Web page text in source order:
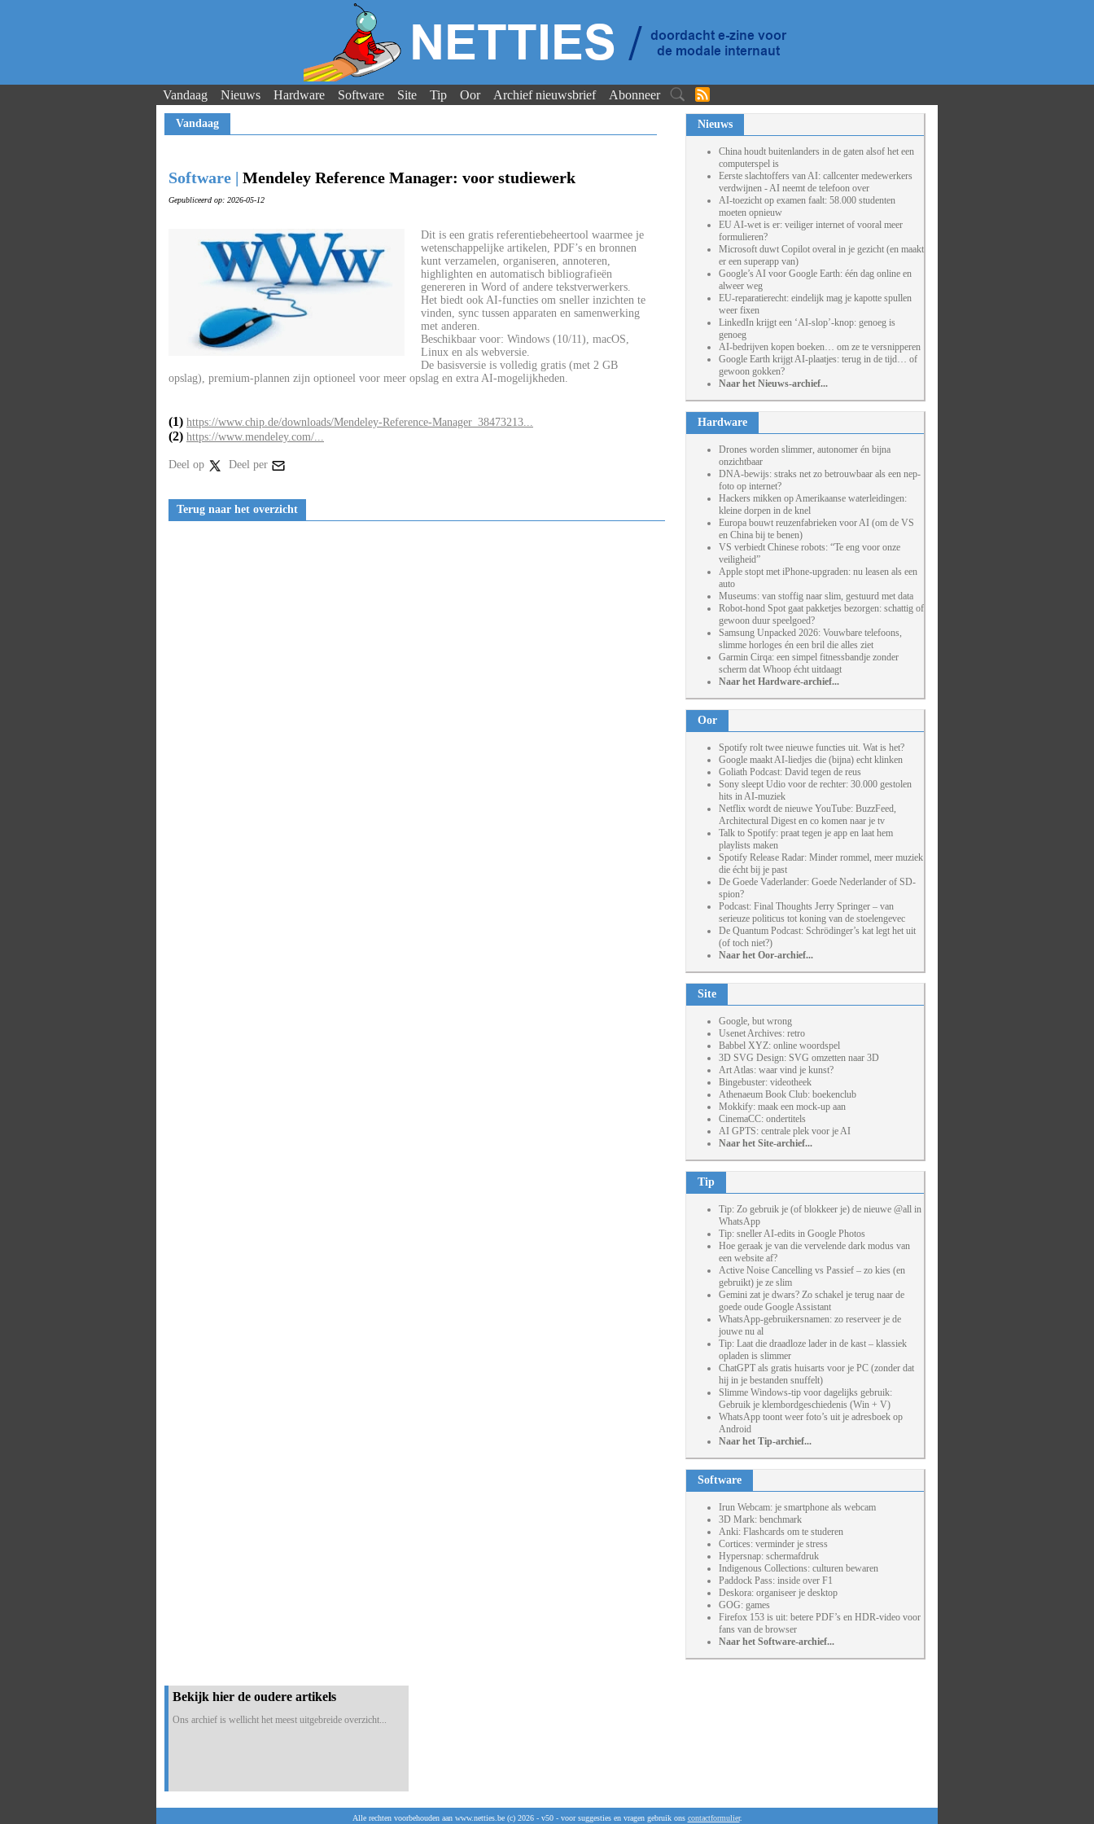
Vandaag Nieuws Hardware Software Site Tip Oor Archief nieuwsbrief Abonneer
Vandaag
Software | Mendeley Reference Manager: voor studiewerk
Gepubliceerd op: 2026-05-12
Dit is een gratis referentiebeheertool waarmee je
wetenschappelijke artikelen, PDF’s en bronnen
kunt verzamelen, organiseren, annoteren,
highlighten en automatisch bibliografieën
genereren in Word of andere tekstverwerkers.
Het biedt ook AI-functies om sneller inzichten te
vinden, sync tussen apparaten en samenwerking
met anderen.
Beschikbaar voor: Windows (10/11), macOS,
Linux en als webversie.
De basisversie is volledig gratis (met 2 GB
opslag), premium-plannen zijn optioneel voor meer opslag en extra AI-mogelijkheden.
(1) https://www.chip.de/downloads/Mendeley-Reference-Manager_38473213...
(2) https://www.mendeley.com/...
Deel op Deel per
Terug naar het overzicht
Nieuws
China houdt buitenlanders in de gaten alsof het een
computerspel is
Eerste slachtoffers van AI: callcenter medewerkers
verdwijnen - AI neemt de telefoon over
AI-toezicht op examen faalt: 58.000 studenten
moeten opnieuw
EU AI-wet is er: veiliger internet of vooral meer
formulieren?
Microsoft duwt Copilot overal in je gezicht (en maakt
er een superapp van)
Google’s AI voor Google Earth: één dag online en
alweer weg
EU-reparatierecht: eindelijk mag je kapotte spullen
weer fixen
LinkedIn krijgt een ‘AI-slop’-knop: genoeg is
genoeg
AI-bedrijven kopen boeken… om ze te versnipperen
Google Earth krijgt AI-plaatjes: terug in de tijd… of
gewoon gokken?
Naar het Nieuws-archief...
Hardware
Drones worden slimmer, autonomer én bijna
onzichtbaar
DNA-bewijs: straks net zo betrouwbaar als een nep-
foto op internet?
Hackers mikken op Amerikaanse waterleidingen:
kleine dorpen in de knel
Europa bouwt reuzenfabrieken voor AI (om de VS
en China bij te benen)
VS verbiedt Chinese robots: “Te eng voor onze
veiligheid”
Apple stopt met iPhone-upgraden: nu leasen als een
auto
Museums: van stoffig naar slim, gestuurd met data
Robot-hond Spot gaat pakketjes bezorgen: schattig of
gewoon duur speelgoed?
Samsung Unpacked 2026: Vouwbare telefoons,
slimme horloges én een bril die alles ziet
Garmin Cirqa: een simpel fitnessbandje zonder
scherm dat Whoop écht uitdaagt
Naar het Hardware-archief...
Oor
Spotify rolt twee nieuwe functies uit. Wat is het?
Google maakt AI-liedjes die (bijna) echt klinken
Goliath Podcast: David tegen de reus
Sony sleept Udio voor de rechter: 30.000 gestolen
hits in AI-muziek
Netflix wordt de nieuwe YouTube: BuzzFeed,
Architectural Digest en co komen naar je tv
Talk to Spotify: praat tegen je app en laat hem
playlists maken
Spotify Release Radar: Minder rommel, meer muziek
die écht bij je past
De Goede Vaderlander: Goede Nederlander of SD-
spion?
Podcast: Final Thoughts Jerry Springer – van
serieuze politicus tot koning van de stoelengevec
De Quantum Podcast: Schrödinger’s kat legt het uit
(of toch niet?)
Naar het Oor-archief...
Site
Google, but wrong
Usenet Archives: retro
Babbel XYZ: online woordspel
3D SVG Design: SVG omzetten naar 3D
Art Atlas: waar vind je kunst?
Bingebuster: videotheek
Athenaeum Book Club: boekenclub
Mokkify: maak een mock-up aan
CinemaCC: ondertitels
AI GPTS: centrale plek voor je AI
Naar het Site-archief...
Tip
Tip: Zo gebruik je (of blokkeer je) de nieuwe @all in
WhatsApp
Tip: sneller AI-edits in Google Photos
Hoe geraak je van die vervelende dark modus van
een website af?
Active Noise Cancelling vs Passief – zo kies (en
gebruikt) je ze slim
Gemini zat je dwars? Zo schakel je terug naar de
goede oude Google Assistant
WhatsApp-gebruikersnamen: zo reserveer je de
jouwe nu al
Tip: Laat die draadloze lader in de kast – klassiek
opladen is slimmer
ChatGPT als gratis huisarts voor je PC (zonder dat
hij in je bestanden snuffelt)
Slimme Windows-tip voor dagelijks gebruik:
Gebruik je klembordgeschiedenis (Win + V)
WhatsApp toont weer foto’s uit je adresboek op
Android
Naar het Tip-archief...
Software
Irun Webcam: je smartphone als webcam
3D Mark: benchmark
Anki: Flashcards om te studeren
Cortices: verminder je stress
Hypersnap: schermafdruk
Indigenous Collections: culturen bewaren
Paddock Pass: inside over F1
Deskora: organiseer je desktop
GOG: games
Firefox 153 is uit: betere PDF’s en HDR-video voor
fans van de browser
Naar het Software-archief...
Bekijk hier de oudere artikels
Ons archief is wellicht het meest uitgebreide overzicht...
Alle rechten voorbehouden aan www.netties.be (c) 2026 - v50 - voor suggesties en vragen gebruik ons contactformulier.